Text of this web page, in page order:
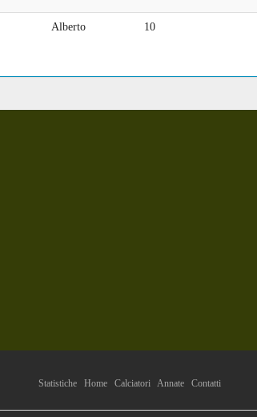
Alberto 10
Statistiche Home Calciatori Annate Contatti